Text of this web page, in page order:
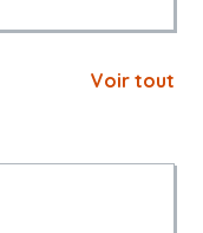
Voir tout